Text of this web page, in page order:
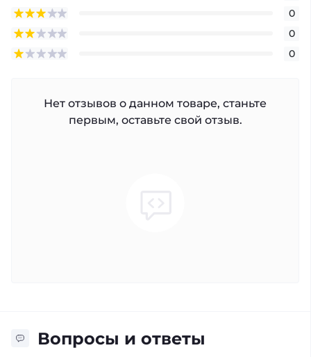
0
0
0
Нет отзывов о данном товаре, станьте
первым, оставьте свой отзыв.
Вопросы и ответы